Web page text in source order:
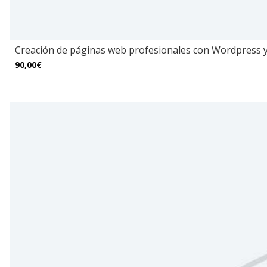
Creación de páginas web profesionales con Wordpress
90,00€